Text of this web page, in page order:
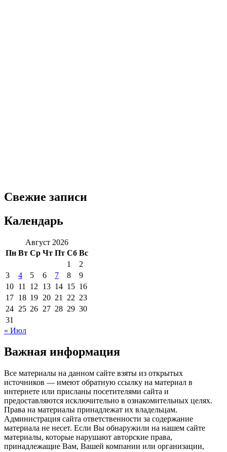
Свежие записи
Календарь
Август 2026
Пн Вт Ср Чт Пт Сб Вс
1
2
3
4 5 6 7 8
9
10 11 12 13 14 15 16
17 18 19 20 21 22 23
24 25 26 27 28 29 30
31
« Июл
Важная информация
Все материалы на данном сайте взяты из открытых
источников — имеют обратную ссылку на материал в
интернете или присланы посетителями сайта и
предоставляются исключительно в ознакомительных целях.
Права на материалы принадлежат их владельцам.
Администрация сайта ответственности за содержание
материала не несет. Если Вы обнаружили на нашем сайте
материалы, которые нарушают авторские права,
принадлежащие Вам, Вашей компании или организации,